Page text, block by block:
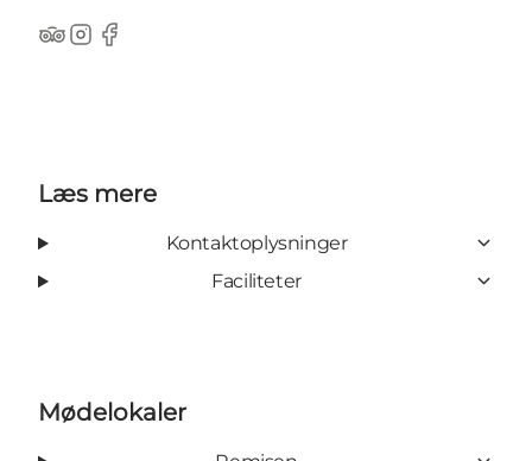
TripAdvisor
Instagram
Facebook
Læs mere
Kontaktoplysninger
Faciliteter
Mødelokaler